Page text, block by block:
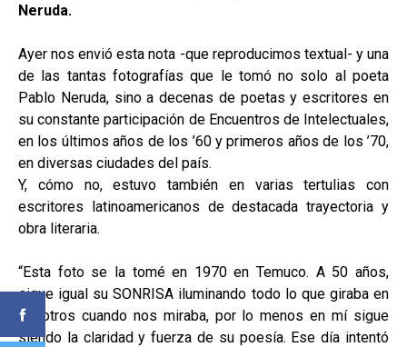
Neruda.
Ayer nos envió esta nota -que reproducimos textual- y una
de las tantas fotografías que le tomó no solo al poeta
Pablo Neruda, sino a decenas de poetas y escritores en
su constante participación de Encuentros de Intelectuales,
en los últimos años de los ’60 y primeros años de los ’70,
en diversas ciudades del país.
Y, cómo no, estuvo también en varias tertulias con
escritores latinoamericanos de destacada trayectoria y
obra literaria.
“Esta foto se la tomé en 1970 en Temuco. A 50 años,
sigue igual su SONRISA iluminando todo lo que giraba en
nosotros cuando nos miraba, por lo menos en mí sigue
siendo la claridad y fuerza de su poesía. Ese día intentó